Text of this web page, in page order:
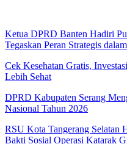
Ketua DPRD Banten Hadiri
Tegaskan Peran Strategis
Cek Kesehatan Gratis,
Lebih Sehat
DPRD Kabupaten Serang
Nasional Tahun 2026
RSU Kota Tangerang Selatan
Bakti Sosial Operasi Katarak